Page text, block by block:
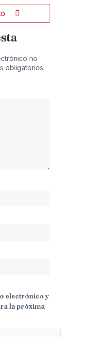
no
obligatorios
electrónico y
la próxima